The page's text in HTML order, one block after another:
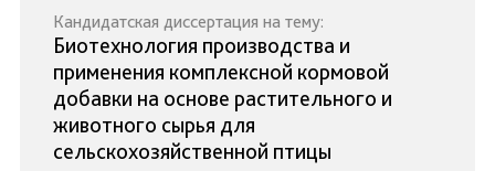
Кандидатская диссертация на тему:
Биотехнология производства и
применения комплексной кормовой
добавки на основе растительного и
животного сырья для
сельскохозяйственной птицы